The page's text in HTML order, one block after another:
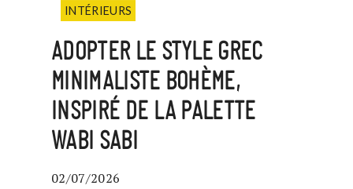
INTÉRIEURS
ADOPTER LE STYLE GREC
MINIMALISTE BOHÈME,
INSPIRÉ DE LA PALETTE
WABI SABI
02/07/2026